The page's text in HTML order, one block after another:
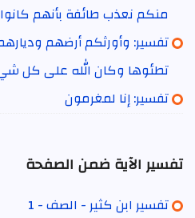
منكم نعذب طائفة بأنهم كانوا
تفسير: وأورثكم أرضهم
تطئوها وكان الله على كل
تفسير: إنا لمغرمون
تفسير الآية ضمن الصفحة
تفسير ابن كثير - الصف - 1